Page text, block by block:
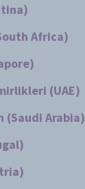
Africa)
(UAE)
(Saudi Arabia)